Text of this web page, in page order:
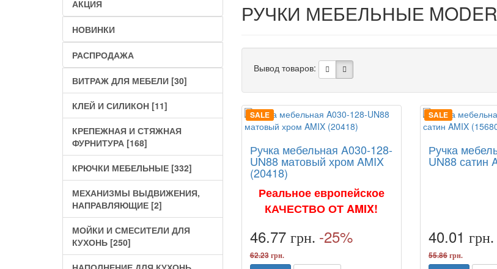
АКЦИЯ
НОВИНКИ
РАСПРОДАЖА
ВИТРАЖ ДЛЯ МЕБЕЛИ [30]
КЛЕЙ И СИЛИКОН [11]
КРЕПЕЖНАЯ И СТЯЖНАЯ
ФУРНИТУРА [168]
КРЮЧКИ МЕБЕЛЬНЫЕ [332]
МЕХАНИЗМЫ ВЫДВИЖЕНИЯ,
НАПРАВЛЯЮЩИЕ [2]
МОЙКИ И СМЕСИТЕЛИ ДЛЯ
КУХОНЬ [250]
РУЧКИ МЕБЕЛЬНЫЕ
Вывод товаров:
SALE
Ручка мебельная A030-128-
UN88 матовый хром AMIX
(20418)
Реальное европейское
КАЧЕСТВО ОТ AMIX!
46.77 грн. -25%
62.23 грн.
SALE
Ручка
UN88 сатин
40.01 грн.
55.86 грн.